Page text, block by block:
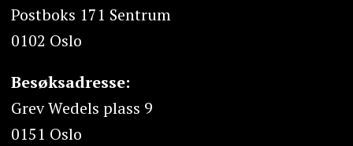
Postboks 171 Sentrum
0102 Oslo
Besøksadresse:
Grev Wedels plass 9
0151 Oslo